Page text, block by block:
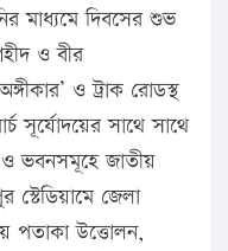
মাধ্যমে দিবসের শুভ
ও বীর
ও ট্রাক রোডস্থ
সূর্যোদয়ের সাথে সাথে
ও ভবনসমূহে জাতীয়
জেলা
পতাকা উত্তোলন,